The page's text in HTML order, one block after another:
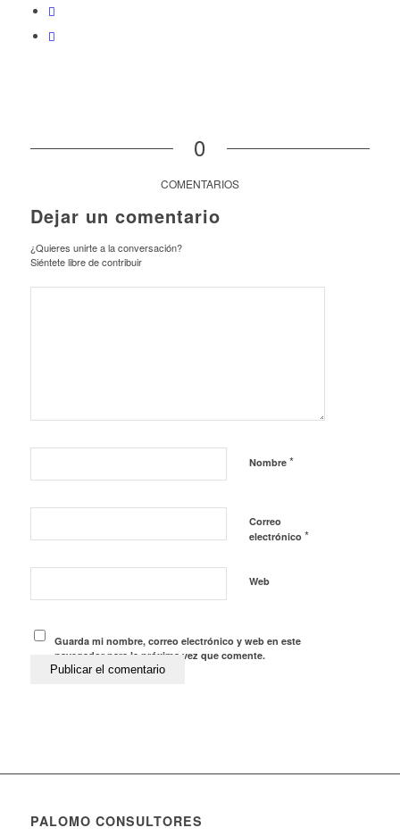
0
COMENTARIOS
Dejar un comentario
¿Quieres unirte a la conversación?
Siéntete libre de contribuir
Nombre *
Correo
electrónico *
Web
Guarda mi nombre, correo electrónico y web en este
navegador para la próxima vez que comente.
PALOMO CONSULTORES